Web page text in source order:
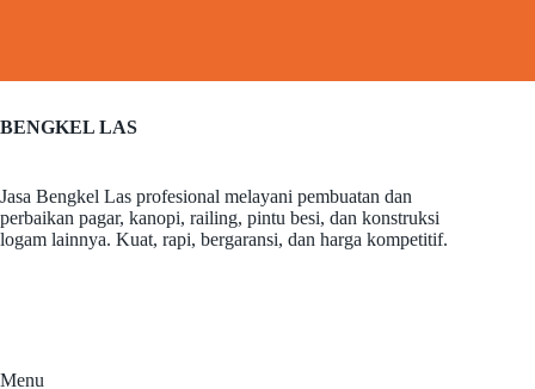
BENGKEL LAS
Jasa Bengkel Las profesional melayani pembuatan dan
perbaikan pagar, kanopi, railing, pintu besi, dan konstruksi
logam lainnya. Kuat, rapi, bergaransi, dan harga kompetitif.
Menu